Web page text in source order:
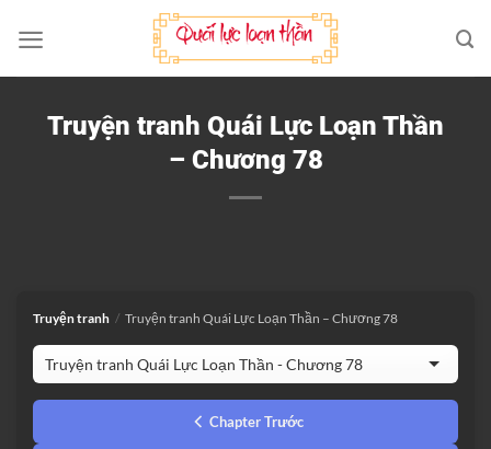
qua
nội
Truyện tranh Quái Lực Loạn Thần
– Chương 78
Truyện tranh / Truyện tranh Quái Lực Loạn Thần – Chương 78
Chapter Trước